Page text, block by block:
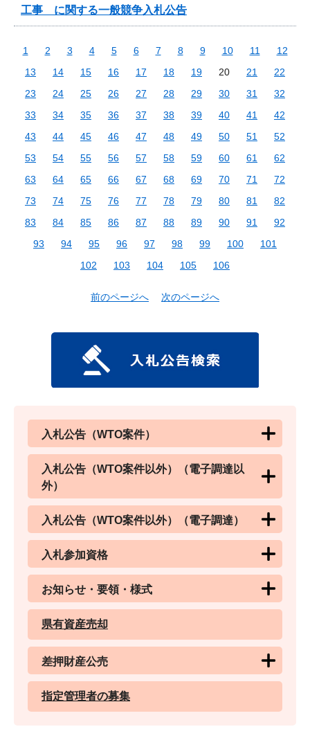
工事 に関する一般競争入札公告
1 2 3 4 5 6 7 8 9 10 11
12
13
14 15 16 17 18 19 20 21
22
23
24 25 26 27 28 29 30 31
32
33
34 35 36 37 38 39 40 41
42
43
44 45 46 47 48 49 50 51
52
53
54 55 56 57 58 59 60 61
62
63
64 65 66 67 68 69 70 71
72
73
74 75 76 77 78 79 80 81
82
83
84 85 86 87 88 89 90 91
92
93
94 95 96 97 98 99 100
101
102
103 104 105 106
前のページへ 次のページへ
入札公告（WTO案件）
入札公告（WTO案件以外）（電子調達以
外）
入札公告（WTO案件以外）（電子調達）
入札参加資格
お知らせ・要領・様式
県有資産売却
差押財産公売
指定管理者の募集